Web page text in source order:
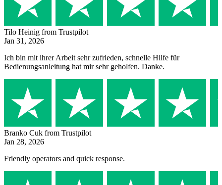
Tilo Heinig from Trustpilot
Jan 31, 2026
Ich bin mit ihrer Arbeit sehr zufrieden, schnelle Hilfe für
Bedienungsanleitung hat mir sehr geholfen. Danke.
Branko Cuk from Trustpilot
Jan 28, 2026
Friendly operators and quick response.